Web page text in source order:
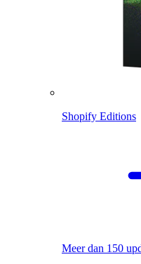
Shopify Editions
Meer dan 150